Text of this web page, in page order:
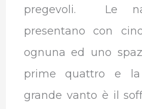
pregevoli. Le
presentano con
ognuna ed uno
prime quattro e
grande vanto è il